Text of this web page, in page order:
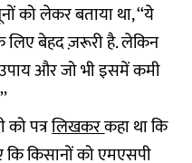
को लेकर बताया था, ‘‘ये
के लिए बेहद ज़रूरी है. लेकिन
उपाय और जो भी इसमें कमी
को पत्रलिखकरकहा था कि
कि किसानों को एमएसपी